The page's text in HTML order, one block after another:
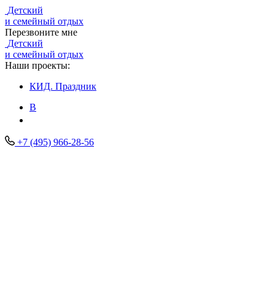
Детский
и семейный отдых
Перезвоните мне
Детский
и семейный отдых
Наши проекты:
КИД. Праздник
В
+7 (495) 966-28-56